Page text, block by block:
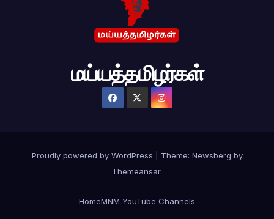
மய்யத்தமிழர்கள்
Proudly powered by WordPress Theme: Newsberg by
Themeansar.
HomeMNM YouTube Channels